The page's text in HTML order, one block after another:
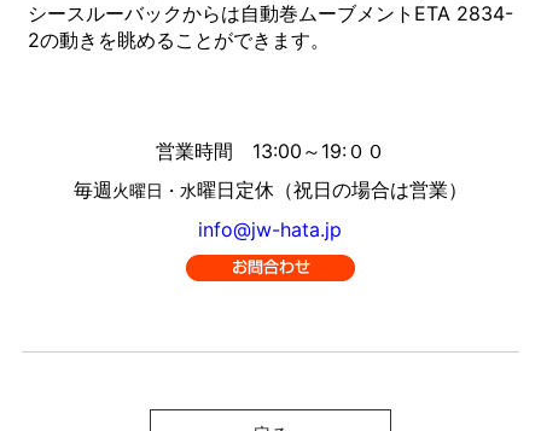
シースルーバックからは自動巻ムーブメントETA 2834-
2の動きを眺めることができます。
営業時間 13:00～19:００
毎週火曜日・水曜日定休（祝日の場合は営業）
info@jw-hata.jp